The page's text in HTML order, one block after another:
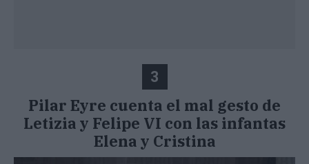
3
Pilar Eyre cuenta el mal gesto de
Letizia y Felipe VI con las infantas
Elena y Cristina